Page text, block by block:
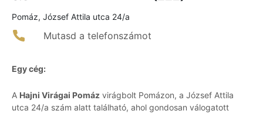
Pomáz, József Attila utca 24/a
Mutasd a telefonszámot
Egy cég:
A Hajni Virágai Pomáz virágbolt Pomázon, a József Attila
utca 24/a szám alatt található, ahol gondosan válogatott